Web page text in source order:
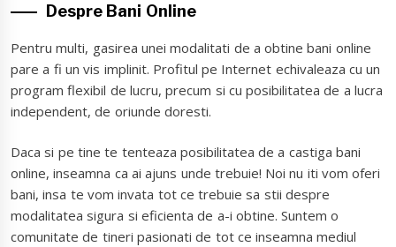
Despre Bani Online
Pentru multi, gasirea unei modalitati de a obtine bani online
pare a fi un vis implinit. Profitul pe Internet echivaleaza cu un
program flexibil de lucru, precum si cu posibilitatea de a lucra
independent, de oriunde doresti.
Daca si pe tine te tenteaza posibilitatea de a castiga bani
online, inseamna ca ai ajuns unde trebuie! Noi nu iti vom oferi
bani, insa te vom invata tot ce trebuie sa stii despre
modalitatea sigura si eficienta de a-i obtine. Suntem o
comunitate de tineri pasionati de tot ce inseamna mediul